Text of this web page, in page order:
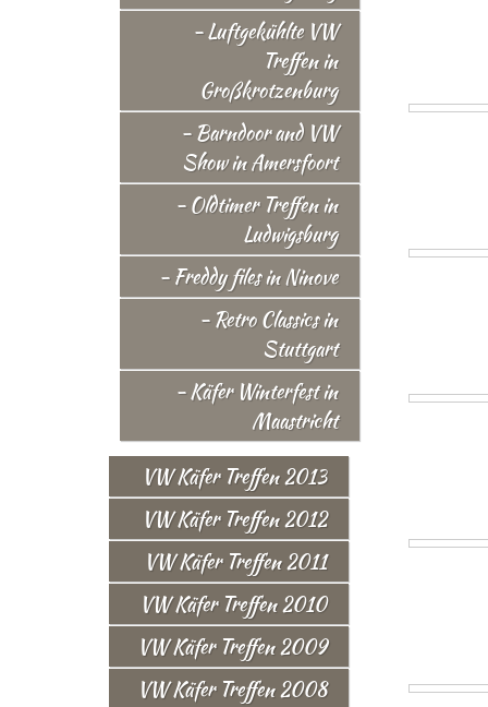
- Luftgekühlte VW
Treffen in
Großkrotzenburg
- Barndoor and VW
Show in Amersfoort
- Oldtimer Treffen in
Ludwigsburg
- Freddy files in Ninove
- Retro Classics in
Stuttgart
- Käfer Winterfest in
Maastricht
VW Käfer Treffen 2013
VW Käfer Treffen 2012
VW Käfer Treffen 2011
VW Käfer Treffen 2010
VW Käfer Treffen 2009
VW Käfer Treffen 2008